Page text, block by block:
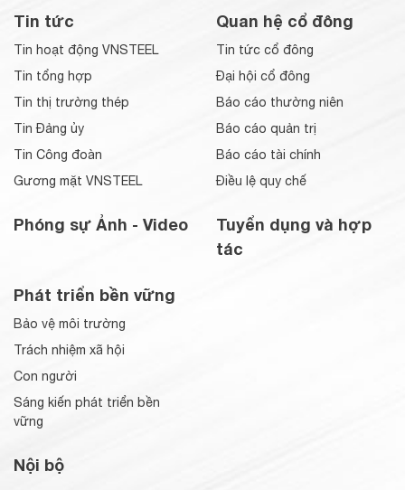
Tin tức
Tin hoạt động VNSTEEL
Tin tổng hợp
Tin thị trường thép
Tin Đảng ủy
Tin Công đoàn
Gương mặt VNSTEEL
Phóng sự Ảnh - Video
Quan hệ cổ đông
Tin tức cổ đông
Đại hội cổ đông
Báo cáo thường niên
Báo cáo quản trị
Báo cáo tài chính
Điều lệ quy chế
Tuyển dụng và hợp
tác
Phát triển bền vững
Bảo vệ môi trường
Trách nhiệm xã hội
Con người
Sáng kiến phát triển bền
vững
Nội bộ